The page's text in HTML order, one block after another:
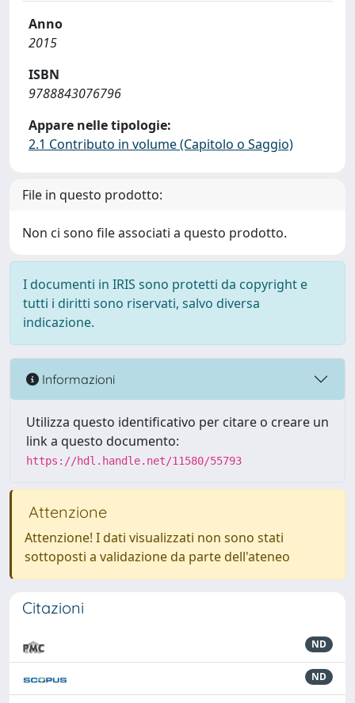
Anno
2015
ISBN
9788843076796
Appare nelle tipologie:
2.1 Contributo in volume (Capitolo o Saggio)
File in questo prodotto:
Non ci sono file associati a questo prodotto.
I documenti in IRIS sono protetti da copyright e
tutti i diritti sono riservati, salvo diversa
indicazione.
Informazioni
Utilizza questo identificativo per citare o creare un
link a questo documento:
https://hdl.handle.net/11580/55793
Attenzione
Attenzione! I dati visualizzati non sono stati
sottoposti a validazione da parte dell'ateneo
Citazioni
ND
ND